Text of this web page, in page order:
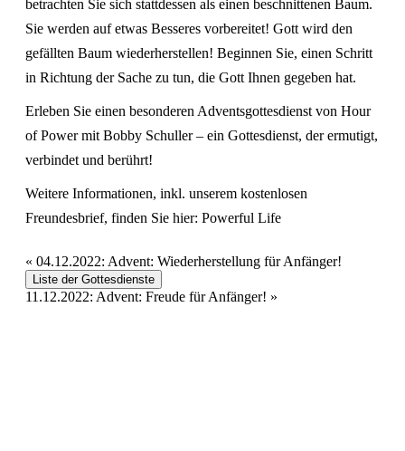
betrachten Sie sich stattdessen als einen beschnittenen Baum.
Sie werden auf etwas Besseres vorbereitet! Gott wird den
gefällten Baum wiederherstellen! Beginnen Sie, einen Schritt
in Richtung der Sache zu tun, die Gott Ihnen gegeben hat.
Erleben Sie einen besonderen Adventsgottesdienst von Hour
of Power mit Bobby Schuller – ein Gottesdienst, der ermutigt,
verbindet und berührt!
Weitere Informationen, inkl. unserem kostenlosen
Freundesbrief, finden Sie hier: Powerful Life
« 04.12.2022: Advent: Wiederherstellung für Anfänger!
Liste der Gottesdienste
11.12.2022: Advent: Freude für Anfänger! »